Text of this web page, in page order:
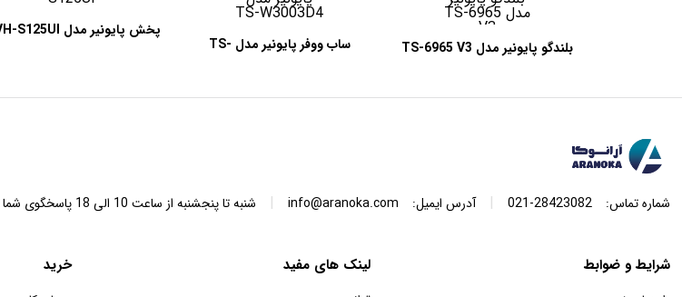
بلندگو پایونیر مدل TS-6965 V3
ساب ووفر پایونیر مدل TS-
پخش پایونیر مدل MVH-S125UI
شماره تماس: 28423082-021
| آدرس ایمیل: info@aranoka.com
| شنبه تا پنجشنبه از ساعت 10 الی 18 پاسخگوی شما هستیم
شرایط و ضوابط لینک های مفید خرید